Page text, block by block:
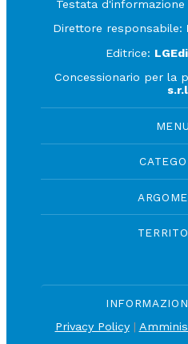
Testata
Direttore responsabile:
Editrice:
Concessionario per la
MENU
Privacy Policy|